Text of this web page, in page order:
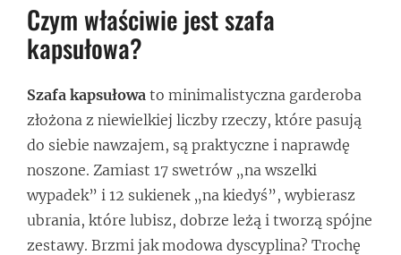
Czym właściwie jest szafa
kapsułowa?
Szafa kapsułowa to minimalistyczna garderoba
złożona z niewielkiej liczby rzeczy, które pasują
do siebie nawzajem, są praktyczne i naprawdę
noszone. Zamiast 17 swetrów „na wszelki
wypadek” i 12 sukienek „na kiedyś”, wybierasz
ubrania, które lubisz, dobrze leżą i tworzą spójne
zestawy. Brzmi jak modowa dyscyplina? Trochę